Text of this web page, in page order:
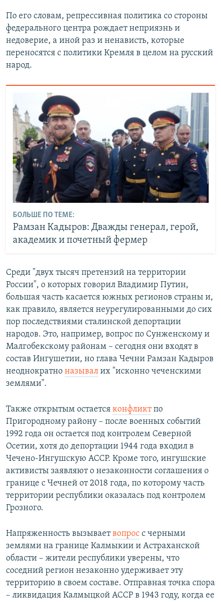
По его словам, репрессивная политика со стороны
федерального центра рождает неприязнь и
недоверие, а иной раз и ненависть, которые
переносятся с политики Кремля в целом на русский
народ.​
БОЛЬШЕ ПО ТЕМЕ:
Рамзан Кадыров: Дважды генерал, герой,
академик и почетный фермер
Среди "двух тысяч претензий на территории
России", о которых говорил Владимир Путин,
большая часть касается южных регионов страны и,
как правило, является неурегулированными до сих
пор последствиями сталинской депортации
народов. Это, например, вопрос по Сунженскому и
Малгобекскому районам – сегодня они входят в
состав Ингушетии, но глава Чечни Рамзан Кадыров
неоднократно называл их "исконно чеченскими
землями".
Также открытым остается конфликтпо
Пригородному району – после военных событий
1992 года он остается под контролем Северной
Осетии, хотя до депортации 1944 года входил в
Чечено-Ингушскую АССР. Кроме того, ингушские
активисты заявляют о незаконности соглашения о
границе с Чечней от 2018 года, по которому часть
территории республики оказалась под контролем
Грозного.
Напряженность вызываетвопрос с черными
землями на границе Калмыкии и Астраханской
области – жители республики уверены, что
соседний регион незаконно удерживает эту
территорию в своем составе. Отправная точка спора
– ликвидация Калмыцкой АССР в 1943 году, когда ее